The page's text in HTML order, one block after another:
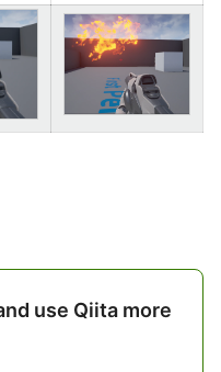
use Qiita more